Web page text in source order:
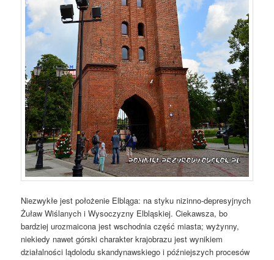
Niezwykłe jest położenie Elbląga: na styku nizinno-depresyjnych
Żuław Wiślanych i Wysoczyzny Elbląskiej. Ciekawsza, bo
bardziej urozmaicona jest wschodnia część miasta; wyżynny,
niekiedy nawet górski charakter krajobrazu jest wynikiem
działalności lądolodu skandynawskiego i późniejszych procesów